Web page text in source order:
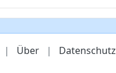
| Über | Datenschutz